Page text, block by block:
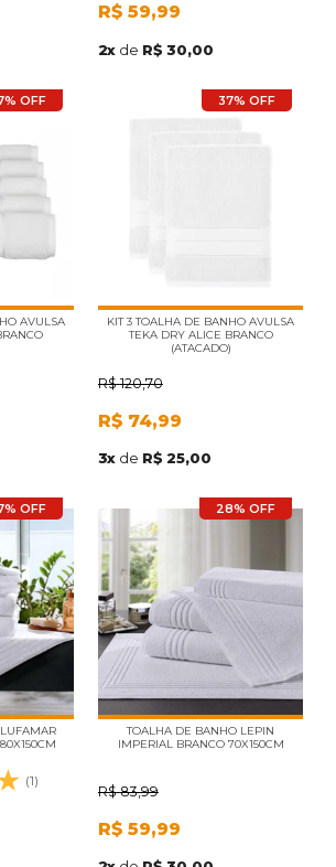
R$ 59,99
2x de R$ 30,00
OFF
AVULSA
37% OFF
KIT 3 TOALHA DE BANHO AVULSA
TEKA DRY ALICE BRANCO
(ATACADO)
R$ 120,70
R$ 74,99
3x de R$ 25,00
OFF
(1)
28% OFF
TOALHA DE BANHO LEPIN
IMPERIAL BRANCO 70X150CM
R$ 83,99
R$ 59,99